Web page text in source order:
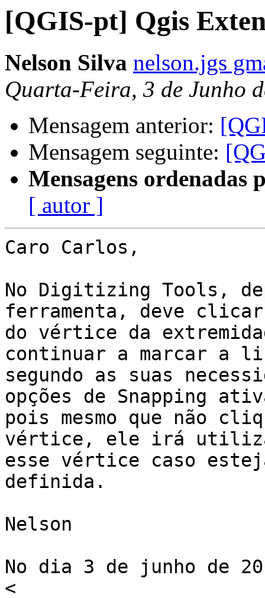
[QGIS-pt] Qgis
Nelson Silva nelson.jgs
Quarta-Feira, 3 de Junho
Mensagem anterior:
Mensagem seguinte:
Mensagens ordenadas
[ autor ]
Caro Carlos,
No Digitizing Tools,
ferramenta, deve clicar
do vértice da
continuar a marcar a
segundo as suas
opções de Snapping
pois mesmo que não
vértice, ele irá
esse vértice caso
definida.
Nelson
No dia 3 de junho de